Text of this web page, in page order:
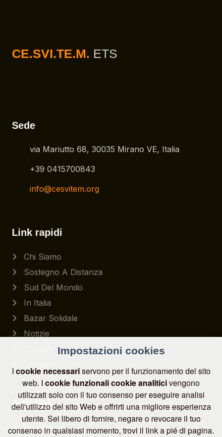
CE.SVI.TE.M. ETS
Sede
via Mariutto 68, 30035 Mirano VE, Italia
+39 0415700843
info@cesvitem.org
Link rapidi
Chi Siamo
Sostegno A Distanza
Sud Del Mondo
In Italia
Bazar Solidale
Notizie
Altri link
Privacy
Impostazioni cookies
Icookie necessariservono per il funzionamento del sito
web. I cookie funzionalicookie analiticivengono
utilizzati solo con il tuo consenso per eseguire analisi
dell'utilizzo del sito Web e offrirti una migliore esperienza
utente. Sei libero di fornire, negare o revocare il tuo
consenso in qualsiasi momento, trovi il link a pié di pagina.